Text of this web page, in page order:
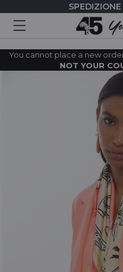
You cannot place a new
NOT YOUR